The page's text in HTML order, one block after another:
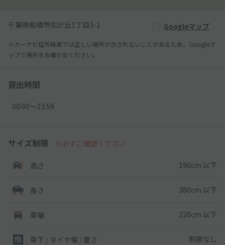
千葉県船橋市松が丘1丁目3-1 Googleマップ
※カーナビ住所検索では正しい場所が示されないことがあるため、Googleマ
ップで場所をお確かめください。
貸出時間
00:00〜23:59
サイズ制限 ※必ずご確認ください
高さ 190cm 以下
長さ 380cm 以下
車幅 220cm 以下
車下 / タイヤ幅 / 重さ 制限なし